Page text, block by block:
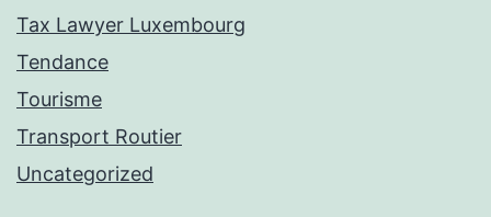
Tax Lawyer Luxembourg
Tendance
Tourisme
Transport Routier
Uncategorized